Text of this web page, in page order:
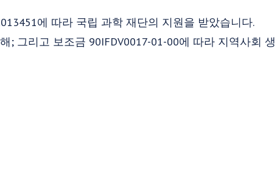
에 따라 국립 과학 재단의 지원을 받았습니다.
; 그리고 보조금 90IFDV0017-01-00에 따라 지역사회 생